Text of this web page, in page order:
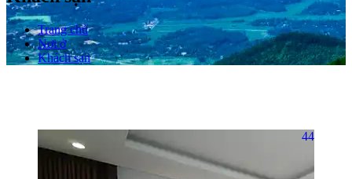
Trang chủ
Nơi ở
Khách sạn
44